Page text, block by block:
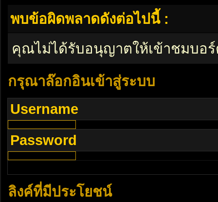
พบข้อผิดพลาดดังต่อไปนี้ :
คุณไม่ได้รับอนุญาตให้เข้าชมบอ
กรุณาล๊อกอินเข้าสู่ระบบ
Username
Password
ลิงค์ที่มีประโยชน์